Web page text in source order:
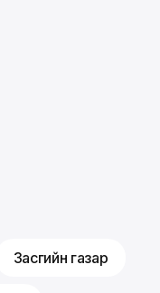
Засгийн газар